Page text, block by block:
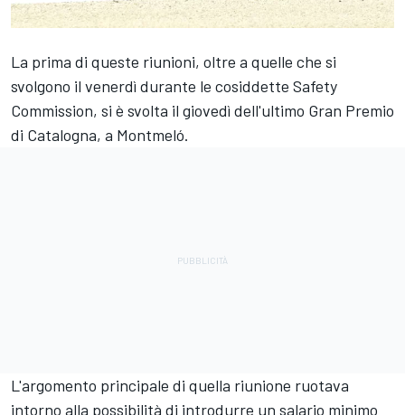
La prima di queste riunioni, oltre a quelle che si
svolgono il venerdì durante le cosiddette Safety
Commission, si è svolta il giovedì dell'ultimo Gran Premio
di Catalogna, a Montmeló.
L'argomento principale di quella riunione ruotava
intorno alla possibilità di introdurre un salario minimo